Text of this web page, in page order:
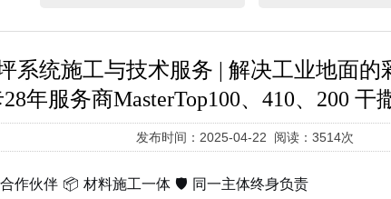
系统施工与技术服务 | 解决工业地面
年服务商MasterTop100、410、200 干
发布时间：2025-04-22 阅读：3514次
作伙伴 📦 材料施工一体 🛡️ 同一主体终身负责